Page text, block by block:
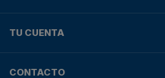
TU CUENTA
CONTACTO